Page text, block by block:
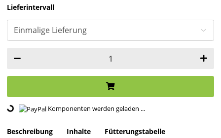
Lieferintervall
Loading... Komponenten werden geladen ...
Beschreibung Inhalte Fütterungstabelle